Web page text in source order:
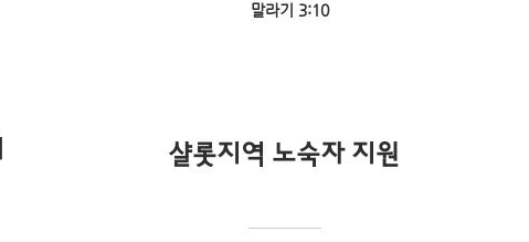
말라기 3:10
샬롯지역 노숙자 지원